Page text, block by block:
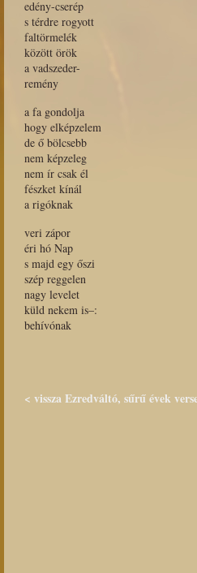
edény-cserép
s térdre rogyott
faltörmelék
között örök
a vadszeder-
remény
a fa gondolja
hogy elképzelem
de ő bölcsebb
nem képzeleg
nem ír csak él
fészket kínál
a rigóknak
veri zápor
éri hó Nap
s majd egy őszi
szép reggelen
nagy levelet
küld nekem is–:
behívónak
< vissza Ezredváltó, sűrű évek